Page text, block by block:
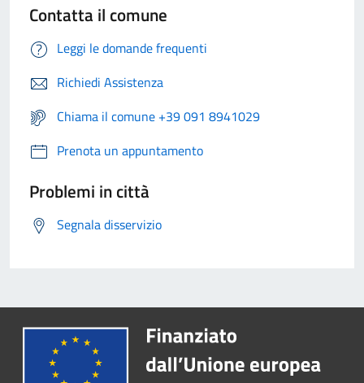
Contatta il comune
Leggi le domande frequenti
Richiedi Assistenza
Chiama il comune +39 091 8941029
Prenota un appuntamento
Problemi in città
Segnala disservizio